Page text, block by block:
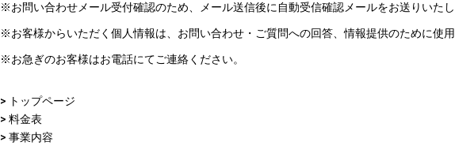
※お問い合わせメール受付確認のため、メール送信後に自動受信確認メールをお送りいた
※お客様からいただく個人情報は、お問い合わせ・ご質問への回答、情報提供のために使用
※お急ぎのお客様はお電話にてご連絡ください。
> トップページ
> 料金表
> 事業内容